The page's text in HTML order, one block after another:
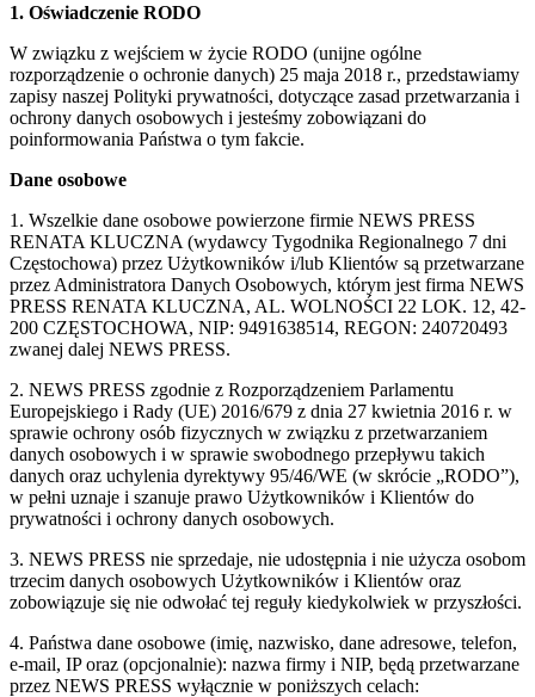
1. Oświadczenie RODO
W związku z wejściem w życie RODO (unijne ogólne
rozporządzenie o ochronie danych) 25 maja 2018 r., przedstawiamy
zapisy naszej Polityki prywatności, dotyczące zasad przetwarzania i
ochrony danych osobowych i jesteśmy zobowiązani do
poinformowania Państwa o tym fakcie.
Dane osobowe
1. Wszelkie dane osobowe powierzone firmie NEWS PRESS
RENATA KLUCZNA (wydawcy Tygodnika Regionalnego 7 dni
Częstochowa) przez Użytkowników i/lub Klientów są przetwarzane
przez Administratora Danych Osobowych, którym jest firma NEWS
PRESS RENATA KLUCZNA, AL. WOLNOŚCI 22 LOK. 12, 42-
200 CZĘSTOCHOWA, NIP: 9491638514, REGON: 240720493
zwanej dalej NEWS PRESS.
2. NEWS PRESS zgodnie z Rozporządzeniem Parlamentu
Europejskiego i Rady (UE) 2016/679 z dnia 27 kwietnia 2016 r. w
sprawie ochrony osób fizycznych w związku z przetwarzaniem
danych osobowych i w sprawie swobodnego przepływu takich
danych oraz uchylenia dyrektywy 95/46/WE (w skrócie „RODO”),
w pełni uznaje i szanuje prawo Użytkowników i Klientów do
prywatności i ochrony danych osobowych.
3. NEWS PRESS nie sprzedaje, nie udostępnia i nie użycza osobom
trzecim danych osobowych Użytkowników i Klientów oraz
zobowiązuje się nie odwołać tej reguły kiedykolwiek w przyszłości.
4. Państwa dane osobowe (imię, nazwisko, dane adresowe, telefon,
e-mail, IP oraz (opcjonalnie): nazwa firmy i NIP, będą przetwarzane
przez NEWS PRESS wyłącznie w poniższych celach: